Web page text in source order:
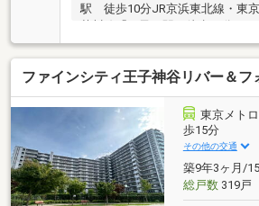
駅 徒歩10分JR京浜東北線・東京
荒川線「王子」駅 徒歩15分バス
ら池袋、赤羽、王子、西新井バ
ら王子、北千住＜＜リノヴェー
年 クロス・フローリング・キッ
年 バスルーム、洗面化粧台、ト
周辺環境＞＞小学校や中学校、
内♪駅まで平坦でファミリー人気
ー、ドラッグストア等の身の回
為、テレワークの方にもおすす
定※管理費等 確認中
ファインシティ王子神谷リバー＆フ
東京メト
歩15分
その他の交通
築9年3ヶ月/
総戸数319戸